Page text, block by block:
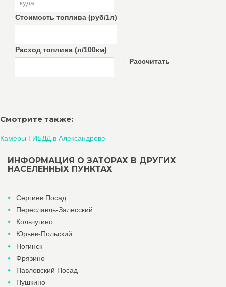
Стоимость топлива (руб/1л)
Расход топлива (л/100км)
Рассчитать
Смотрите также:
Камеры ГИБДД в Александрове
ИНФОРМАЦИЯ О ЗАТОРАХ В ДРУГИХ
НАСЕЛЕННЫХ ПУНКТАХ
Сергиев Посад
Переславль-Залесский
Кольчугино
Юрьев-Польский
Ногинск
Фрязино
Павловский Посад
Пушкино